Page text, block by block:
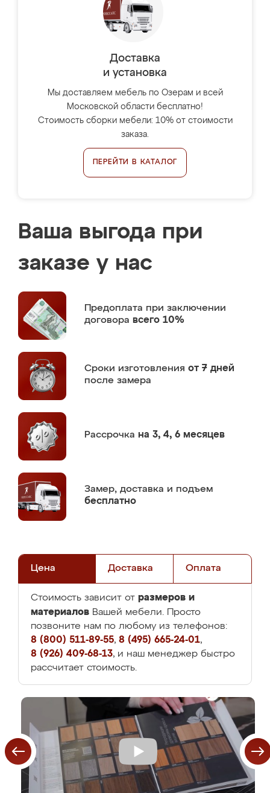
Доставка
и установка
Мы доставляем мебель по Озерам и всей
Московской области бесплатно!
Стоимость сборки мебели: 10% от стоимости
заказа.
ПЕРЕЙТИ В КАТАЛОГ
Ваша выгода при
заказе у нас
Предоплата при заключении
договора всего 10%
Сроки изготовления от 7 дней
после замера
Рассрочка на 3, 4, 6 месяцев
Замер, доставка и подъем
бесплатно
Цена Доставка Оплата
Стоимость зависит от размеров и
материалов Вашей мебели. Просто
позвоните нам по любому из телефонов:
8 (800) 511-89-55, 8 (495) 665-24-01,
8 (926) 409-68-13, и наш менеджер быстро
рассчитает стоимость.